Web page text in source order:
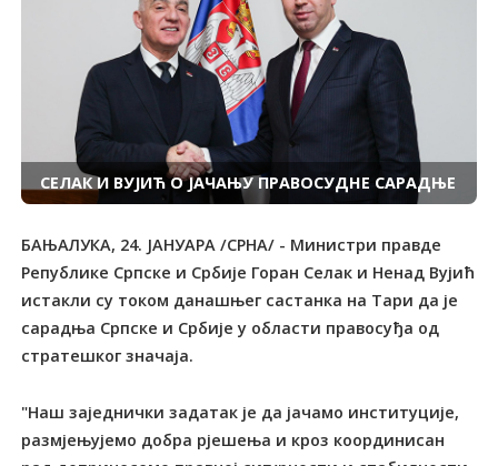
СЕЛАК И ВУЈИЋ О ЈАЧАЊУ ПРАВОСУДНЕ САРАДЊЕ
БАЊАЛУКА, 24. ЈАНУАРА /СРНА/ - Министри правде
Републике Српске и Србије Горан Селак и Ненад Вујић
истакли су током данашњег састанка на Тари да је
сарадња Српске и Србије у области правосуђа од
стратешког значаја.
"Наш заједнички задатак је да јачамо институције,
размјењујемо добра рјешења и кроз координисан